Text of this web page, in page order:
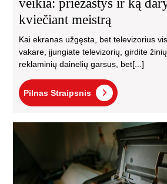
kviečiant meistrą
Kai ekranas užgęsta, bet televizorius
vakare, įjungiate televizorių, girdite
reklaminių dainelių garsus, bet[...]
Pilnas Straipsnis
Pilnas
Straipsnis